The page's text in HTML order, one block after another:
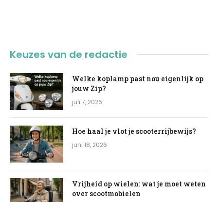
Keuzes van de redactie
Welke koplamp past nou eigenlijk op
jouw Zip?
juli 7, 2026
Hoe haal je vlot je scooterrijbewijs?
juni 18, 2026
Vrijheid op wielen: wat je moet weten
over scootmobielen